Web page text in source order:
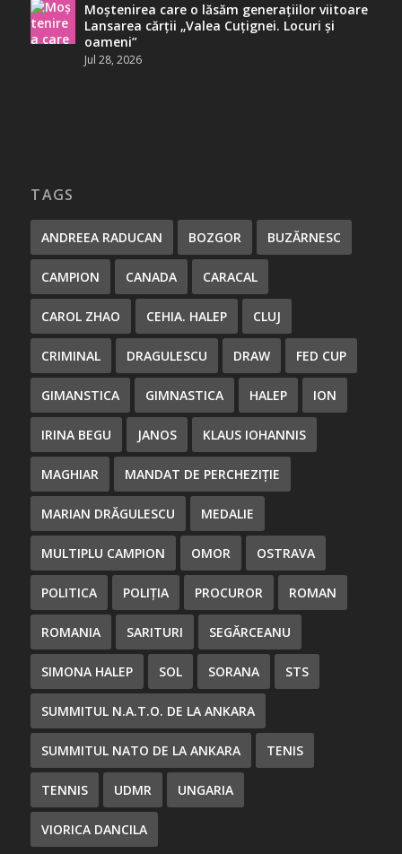
Moștenirea care o lăsăm generațiilor viitoare
Lansarea cărții „Valea Cuțignei. Locuri și
oameni”
Jul 28, 2026
TAGS
ANDREEA RADUCAN BOZGOR BUZĂRNESC
CAMPION CANADA CARACAL
CAROL ZHAO CEHIA. HALEP CLUJ
CRIMINAL DRAGULESCU DRAW FED CUP
GIMANSTICA GIMNASTICA HALEP ION
IRINA BEGU JANOS KLAUS IOHANNIS
MAGHIAR MANDAT DE PERCHEZIȚIE
MARIAN DRĂGULESCU MEDALIE
MULTIPLU CAMPION OMOR OSTRAVA
POLITICA POLIȚIA PROCUROR ROMAN
ROMANIA SARITURI SEGĂRCEANU
SIMONA HALEP SOL SORANA STS
SUMMITUL N.A.T.O. DE LA ANKARA
SUMMITUL NATO DE LA ANKARA TENIS
TENNIS UDMR UNGARIA
VIORICA DANCILA